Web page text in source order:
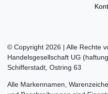
© Copyright 2026 | Alle Rechte
Handelsgesellschaft UG
Schifferstadt, Ostring 63
Alle Markennamen,